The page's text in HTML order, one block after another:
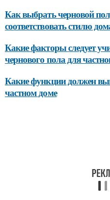
Как выбрать черновой
соответствовать стилю
Какие факторы следует
чернового пола для
Какие функции должен
частном доме